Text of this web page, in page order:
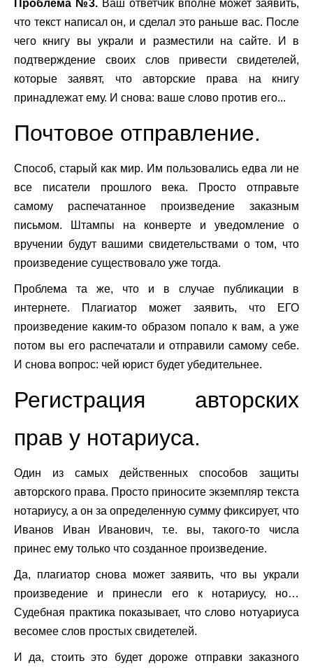
Проблема №3. Ваш ответчик вполне может заявить,
что текст написал он, и сделал это раньше вас. После
чего книгу вы украли и разместили на сайте. И в
подтверждение своих слов привести свидетелей,
которые заявят, что авторские права на книгу
принадлежат ему. И снова: ваше слово против его...
Почтовое отправление.
Способ, старый как мир. Им пользовались едва ли не
все писатели прошлого века. Просто отправьте
самому распечатанное произведение заказным
письмом. Штампы на конверте и уведомление о
вручении будут вашими свидетельствами о том, что
произведение существовало уже тогда.
Проблема та же, что и в случае публикации в
интернете. Плагиатор может заявить, что ЕГО
произведение каким-то образом попало к вам, а уже
потом вы его распечатали и отправили самому себе.
И снова вопрос: чей юрист будет убедительнее.
Регистрация авторских
прав у нотариуса.
Один из самых действенных способов защиты
авторского права. Просто приносите экземпляр текста
нотариусу, а он за определенную сумму фиксирует, что
Иванов Иван Иванович, т.е. вы, такого-то числа
принес ему только что созданное произведение.
Да, плагиатор снова может заявить, что вы украли
произведение и принесли его к нотариусу, но…
Судебная практика показывает, что слово нотуариуса
весомее слов простых свидетелей.
И да, стоить это будет дороже отправки заказного